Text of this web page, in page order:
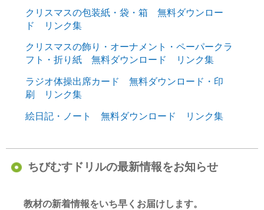
クリスマスの包装紙・袋・箱 無料ダウンロー
ド リンク集
クリスマスの飾り・オーナメント・ペーパークラ
フト・折り紙 無料ダウンロード リンク集
ラジオ体操出席カード 無料ダウンロード・印
刷 リンク集
絵日記・ノート 無料ダウンロード リンク集
ちびむすドリルの最新情報をお知らせ
教材の新着情報をいち早くお届けします。